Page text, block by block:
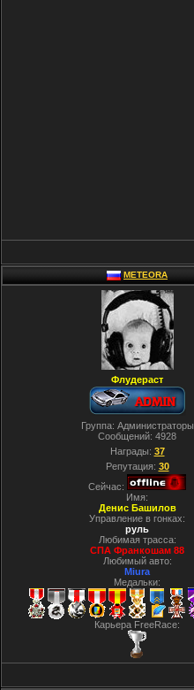
METEORA
Флудераст
Группа: Администраторы
Сообщений: 4928
Награды: 37
Репутация: 30
Сейчас:
Имя:
Денис Башилов
Управление в гонках:
руль
Любимая трасса:
СПА Франкошам 88
Любимый авто:
Miura
Медальки:
Карьера FreeRace: